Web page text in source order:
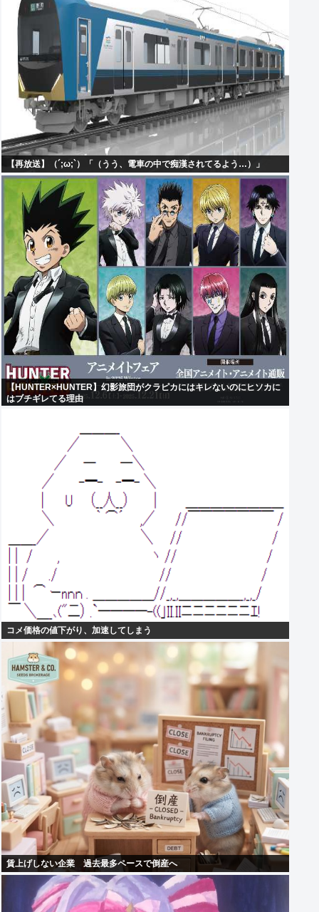
【再放送】（´;ω;`）「（うう、電車の中で痴漢されてるよう…）」
【HUNTER×HUNTER】幻影旅団がクラピカにはキレないのにヒソカに
はブチギレてる理由
コメ価格の値下がり、加速してしまう
賃上げしない企業 過去最多ペースで倒産へ